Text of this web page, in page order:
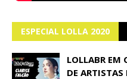
ESPECIAL LOLLA 2020
LOLLABR EM
DE ARTISTAS